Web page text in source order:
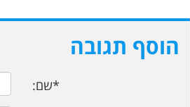
הוסף תגובה
*שם: